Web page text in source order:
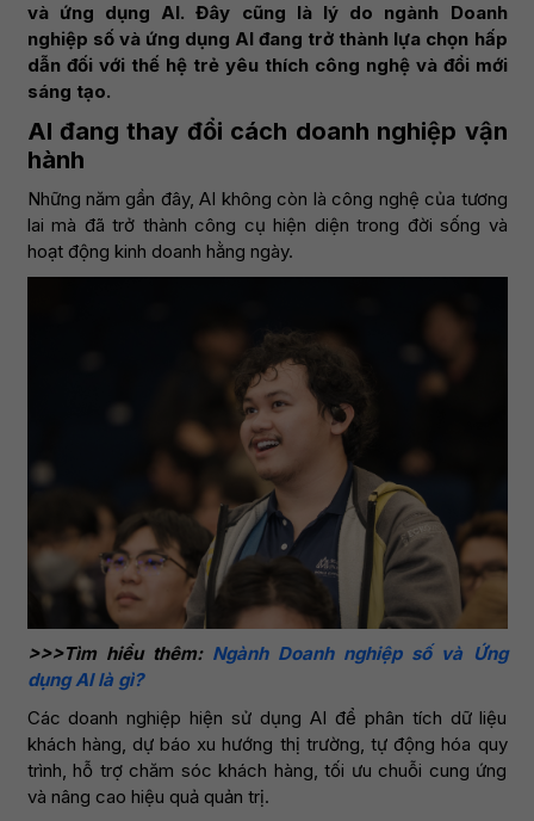
và ứng dụng AI. Đây cũng là lý do ngành Doanh
nghiệp số và ứng dụng AI đang trở thành lựa chọn hấp
dẫn đối với thế hệ trẻ yêu thích công nghệ và đổi mới
sáng tạo.
AI đang thay đổi cách doanh nghiệp vận
hành
Những năm gần đây, AI không còn là công nghệ của tương
lai mà đã trở thành công cụ hiện diện trong đời sống và
hoạt động kinh doanh hằng ngày.
>>>Tìm hiểu thêm: Ngành Doanh nghiệp số và Ứng
dụng AI là gì?
Các doanh nghiệp hiện sử dụng AI để phân tích dữ liệu
khách hàng, dự báo xu hướng thị trường, tự động hóa quy
trình, hỗ trợ chăm sóc khách hàng, tối ưu chuỗi cung ứng
và nâng cao hiệu quả quản trị.